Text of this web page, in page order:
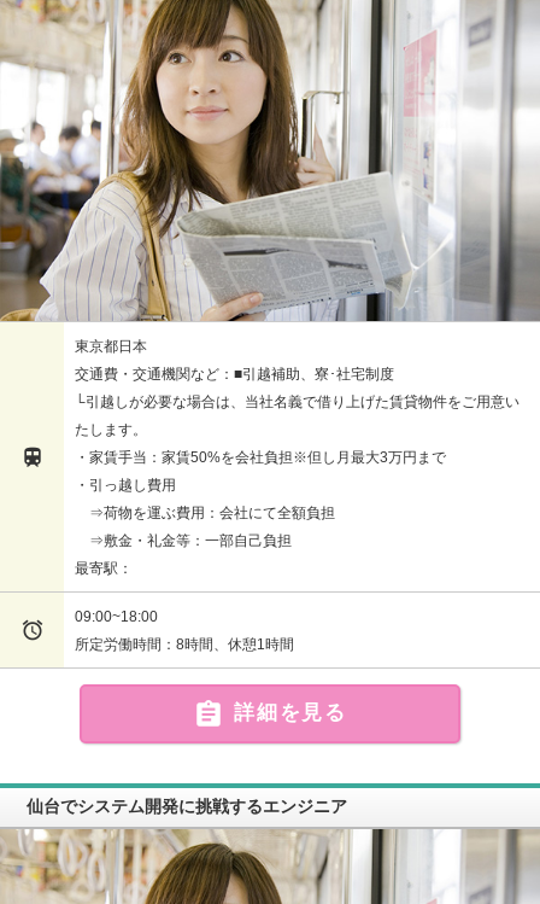

東京都日本
交通費・交通機関など：■引越補助、寮･社宅制度
└引越しが必要な場合は、当社名義で借り上げた賃貸物件をご用意い
たします。
・家賃手当：家賃50%を会社負担※但し月最大3万円まで
・引っ越し費用
⇒荷物を運ぶ費用：会社にて全額負担
⇒敷金・礼金等：一部自己負担
最寄駅：

09:00~18:00
所定労働時間：8時間、休憩1時間
 詳細を見る
仙台でシステム開発に挑戦するエンジニア